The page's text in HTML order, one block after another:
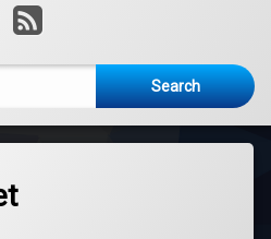
RSS
Search for: